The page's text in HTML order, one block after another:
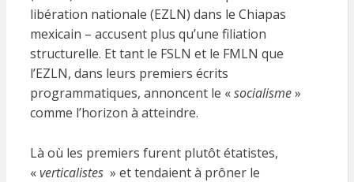
libération nationale (EZLN) dans le Chiapas
mexicain – accusent plus qu’une filiation
structurelle. Et tant le FSLN et le FMLN que
l’EZLN, dans leurs premiers écrits
programmatiques, annoncent le «socialisme»
comme l’horizon à atteindre.
Là où les premiers furent plutôt étatistes,
«verticalistes » et tendaient à prôner le